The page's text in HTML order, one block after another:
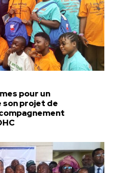
pour un
son projet de